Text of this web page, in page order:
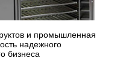
и промышленная
надежного
бизнеса